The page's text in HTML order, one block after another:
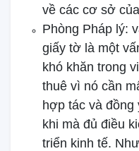
về các cơ sở
Phòng Pháp lý:
giấy tờ là một
khó khăn trong
thuê vì nó cần
hợp tác và đồng
khi mà đủ điều
triển kinh tế.